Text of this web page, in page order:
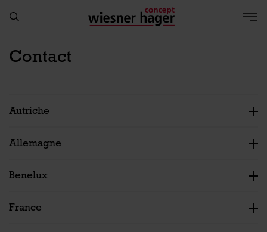
Contact
Autriche
Allemagne
Benelux
France